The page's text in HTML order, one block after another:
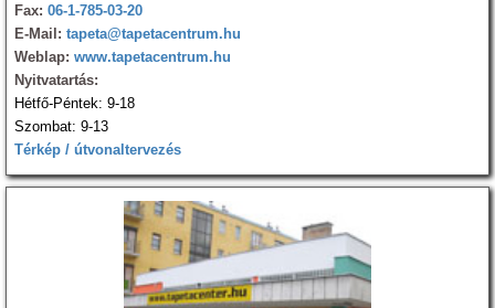
Fax: 06-1-785-03-20
E-Mail: tapeta@tapetacentrum.hu
Weblap: www.tapetacentrum.hu
Nyitvatartás:
Hétfő-Péntek: 9-18
Szombat: 9-13
Térkép / útvonaltervezés